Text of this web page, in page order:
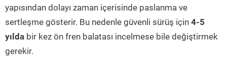
yapısından dolayı zaman içerisinde paslanma ve
sertleşme gösterir. Bu nedenle güvenli sürüş için 4-5
yılda bir kez ön fren balatası incelmese bile değiştirmek
gerekir.